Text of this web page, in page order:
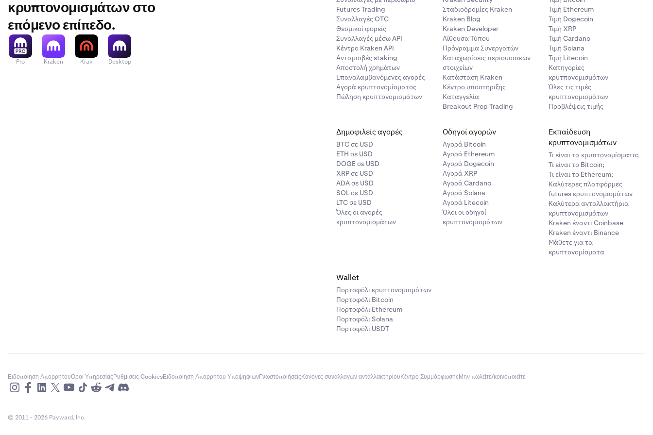
Συνδέστε τον τραπεζικό σας λογαριασμό ακολουθώντας τη διαδικασία σύνδεσης του
Plaid. Θα χρειαστεί να κάνετε αυτό το βήμα μόνο την πρώτη φορά.
Πώς να κάνετε κατάθεση μέσω της εφαρμογής
προσθέστε μέθοδο πληρωμήςκαι επιλέξτε
συνδέστε τον
κρυπτονομισμάτων στο
επόμενο επίπεδο.
Pro Kraken Krak Desktop
Futures Trading
Συναλλαγές OTC
Θεσμικοί φορείς
Συναλλαγές μέσω API
Κέντρο Kraken API
Ανταμοιβές staking
Αποστολή χρημάτων
Επαναλαμβανόμενες αγορές
Αγορά κρυπτονομίσματος
Πώληση κρυπτονομισμάτων
Σταδιοδρομίες Kraken
Kraken Blog
Kraken Developer
Αίθουσα Τύπου
Πρόγραμμα Συνεργατών
Καταχωρίσεις περιουσιακών
στοιχείων
Κατάσταση Kraken
Κέντρο υποστήριξης
Καταγγελία
Breakout Prop Trading
Τιμή Ethereum
Τιμή Dogecoin
Τιμή XRP
Τιμή Cardano
Τιμή Solana
Τιμή Litecoin
Κατηγορίες
κρυτπονομισμάτων
Όλες τις τιμές
κρυπτονομισμάτων
Προβλέψεις τιμής
Δημοφιλείς αγορές
BTC σε USD
ETH σε USD
DOGE σε USD
XRP σε USD
ADA σε USD
SOL σε USD
LTC σε USD
Όλες οι αγορές
κρυπτονομισμάτων
Οδηγοί αγορών
Αγορά Bitcoin
Αγορά Ethereum
Αγορά Dogecoin
Αγορά XRP
Αγορά Cardano
Αγορά Solana
Αγορά Litecoin
Όλοι οι οδηγοί
κρυπτονομισμάτων
Εκπαίδευση
κρυπτονομισμάτων
Τι είναι τα κρυπτονομίσματα;
Τι είναι το Bitcoin;
Τι είναι το Ethereum;
Καλύτερες πλατφόρμες
futures κρυπτονομισμάτων
Καλύτερα ανταλλακτήρια
κρυπτονομισμάτων
Kraken έναντι Coinbase
Kraken έναντι Binance
Μάθετε για τα
κρυπτονομίσματα
Wallet
Πορτοφόλι κρυπτονομισμάτων
Πορτοφόλι Bitcoin
Πορτοφόλι Ethereum
Πορτοφόλι Solana
Πορτοφόλι USDT
Ειδοποίηση ΑπορρήτουΌροι ΥπηρεσίαςΡυθμίσεις CookiesΕιδοποίηση Απορρήτου ΥποψηφίωνΓνωστοποιήσειςΚανόνες συναλλαγών ανταλλακτηρίουΚέντρο ΣυμμόρφωσηςΜην πωλείτε/κοινοποιείτε
© 2011 - 2026 Payward, Inc.